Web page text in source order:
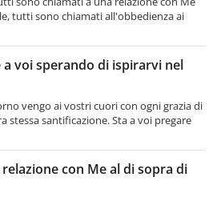
tutti sono chiamati all'obbedienza ai
voi sperando di ispirarvi nel
vengo ai vostri cuori con ogni grazia di
stessa santificazione. Sta a voi pregare
con Me al di sopra di